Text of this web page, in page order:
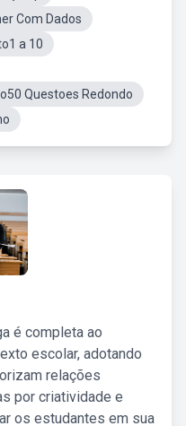
Com Dados
a 10
Questoes Redondo
é completa ao
escolar, adotando
relações
por criatividade e
os estudantes em sua